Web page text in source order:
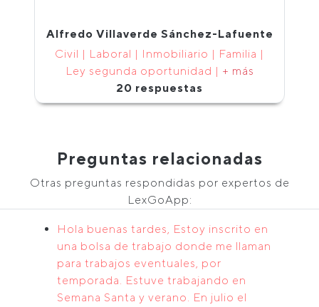
Alfredo Villaverde Sánchez-Lafuente
Civil | Laboral | Inmobiliario | Familia |
Ley segunda oportunidad | + más
20 respuestas
Preguntas relacionadas
Otras preguntas respondidas por expertos de
LexGoApp:
Hola buenas tardes, Estoy inscrito en
una bolsa de trabajo donde me llaman
para trabajos eventuales, por
temporada. Estuve trabajando en
Semana Santa y verano. En julio el